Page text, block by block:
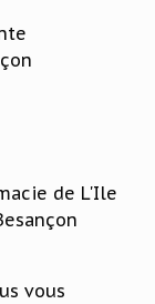
de L'Ile
vous